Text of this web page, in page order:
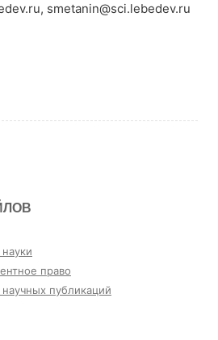
smetanin@sci.lebedev.ru
право
публикаций